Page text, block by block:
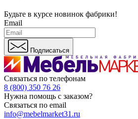
Будьте в курсе новинок фабрики!
Email
Подписаться
Связаться по телефонам
8 (800) 350 76 26
Нужна помощь с заказом?
Связаться по email
info@mebelmarket31.ru